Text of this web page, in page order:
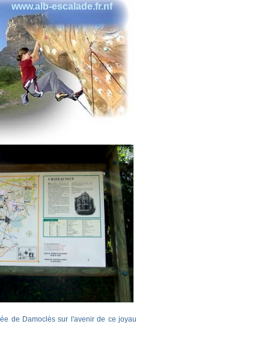
www.alb-escalade.fr.nf
de Damoclès sur l'avenir de ce joyau